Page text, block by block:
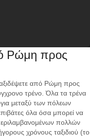
Ρώμη προς
από Ρώμη προς
τρένο. Όλα τα τρένα
μεταξύ των πόλεων
όλα όσα μπορεί να
πολλών
χρόνους ταξιδιού (το